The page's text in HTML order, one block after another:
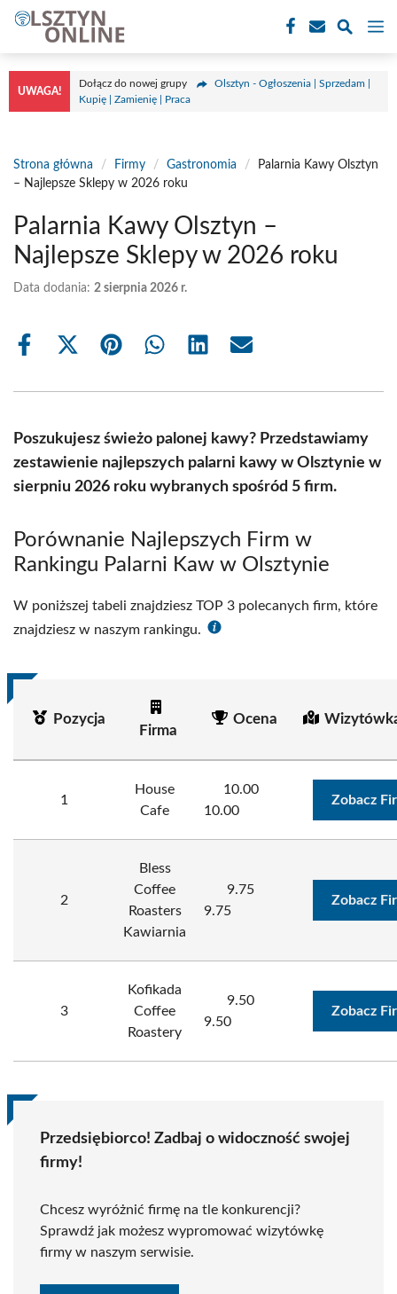
Przejdź
treści
UWAGA!
Dołącz do nowej grupy
Olsztyn - Ogłoszenia | Sprzedam |
Kupię | Zamienię | Praca
Strona główna / Firmy / Gastronomia /
Palarnia Kawy Olsztyn
– Najlepsze Sklepy w 2026 roku
Palarnia Kawy Olsztyn –
Najlepsze Sklepy w 2026 roku
Data dodania: 2 sierpnia 2026 r.
Share
Share
(Twitter)
Share Share Share Share
Poszukujesz świeżo palonej kawy? Przedstawiamy
zestawienie najlepszych palarni kawy w Olsztynie w
sierpniu 2026 roku wybranych spośród 5 firm.
Porównanie Najlepszych Firm w
Rankingu Palarni Kaw w Olsztynie
W poniższej tabeli znajdziesz TOP 3 polecanych firm, które
znajdziesz w naszym rankingu.
Pozycja
Firma
Ocena
1
House
Cafe
10.00
10.00
Zobacz
2
Bless
Coffee
Roasters
Kawiarnia
9.75
9.75
Zobacz
3
Kofikada
Coffee
Roastery
9.50
9.50
Zobacz
Przedsiębiorco! Zadbaj o widoczność swojej
firmy!
Chcesz wyróżnić firmę na tle konkurencji?
Sprawdź jak możesz wypromować wizytówkę
firmy w naszym serwisie.